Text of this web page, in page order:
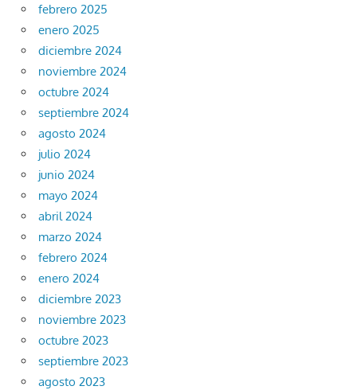
febrero 2025
enero 2025
diciembre 2024
noviembre 2024
octubre 2024
septiembre 2024
agosto 2024
julio 2024
junio 2024
mayo 2024
abril 2024
marzo 2024
febrero 2024
enero 2024
diciembre 2023
noviembre 2023
octubre 2023
septiembre 2023
agosto 2023